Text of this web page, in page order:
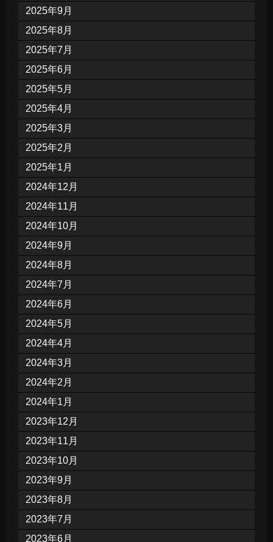
2025年9月
2025年8月
2025年7月
2025年6月
2025年5月
2025年4月
2025年3月
2025年2月
2025年1月
2024年12月
2024年11月
2024年10月
2024年9月
2024年8月
2024年7月
2024年6月
2024年5月
2024年4月
2024年3月
2024年2月
2024年1月
2023年12月
2023年11月
2023年10月
2023年9月
2023年8月
2023年7月
2023年6月